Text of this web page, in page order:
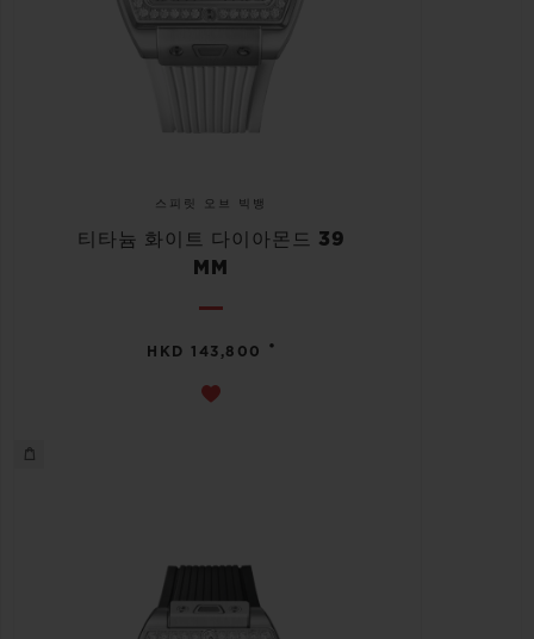
스피릿 오브 빅뱅
티타늄 화이트 다이아몬드 39
MM
HKD 143,800 •